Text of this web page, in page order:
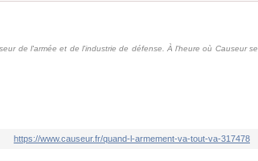
de l'armée et de l'industrie de défense. À l'heure où Causeur se
https://www.causeur.fr/quand-l-armement-va-tout-va-317478